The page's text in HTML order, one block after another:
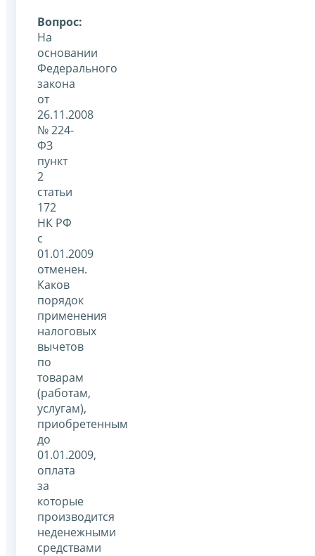
Вопрос:
На
основании
Федерального
закона
от
26.11.2008
№ 224-
ФЗ
пункт
2
статьи
172
НК РФ
с
01.01.2009
отменен.
Каков
порядок
применения
налоговых
вычетов
по
товарам
(работам,
услугам),
приобретенным
до
01.01.2009,
оплата
за
которые
производится
неденежными
средствами